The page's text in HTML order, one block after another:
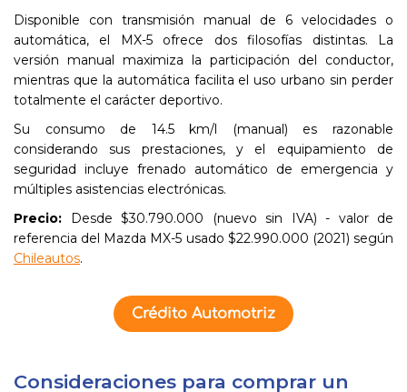
Disponible con transmisión manual de 6 velocidades o
automática, el MX-5 ofrece dos filosofías distintas. La
versión manual maximiza la participación del conductor,
mientras que la automática facilita el uso urbano sin perder
totalmente el carácter deportivo.
Su consumo de 14.5 km/l (manual) es razonable
considerando sus prestaciones, y el equipamiento de
seguridad incluye frenado automático de emergencia y
múltiples asistencias electrónicas.
Precio: Desde $30.790.000 (nuevo sin IVA) - valor de
referencia del Mazda MX-5 usado $22.990.000 (2021) según
Chileautos.
Crédito Automotriz
Consideraciones para comprar un